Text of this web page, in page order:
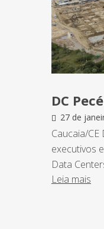
DC
27 de
Caucaia/
executivos
Data
Leia mais